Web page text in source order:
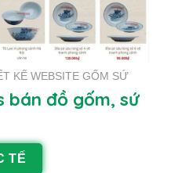
KẾ WEBSITE GỐM SỨ
bán đồ gốm, sứ
TẾ